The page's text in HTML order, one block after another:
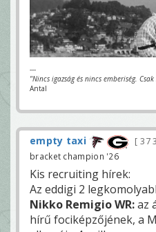
---
"Nincs igazság és nincs emberiség.
Antal
empty taxi 37
bracket champion '26
Kis recruiting hírek:
Az eddigi 2
Nikko Remigio WR:az
hírű fociképzőjének, a